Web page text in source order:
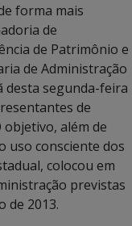
forma mais
de
de Patrimônio e
de Administração
desta segunda-feira
de
além de
uso consciente dos
colocou em
previstas
de 2013.